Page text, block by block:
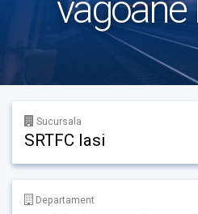
vagoane
Sucursala
SRTFC Iasi
Departament